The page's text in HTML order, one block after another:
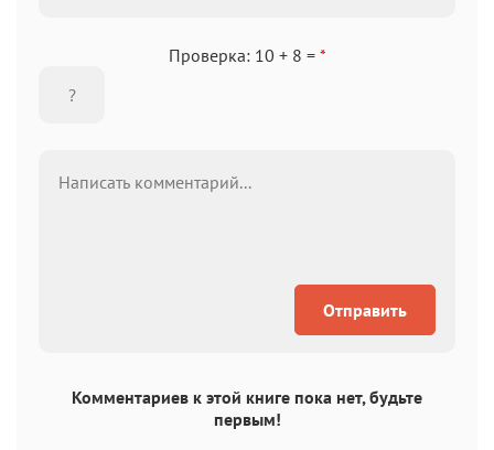
Проверка: 10 + 8 = *
Отправить
Комментариев к этой книге пока нет, будьте
первым!